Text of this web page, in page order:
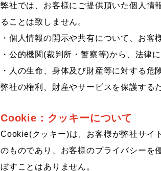
弊社では、お客様にご提供頂いた個人情
ることは致しません。
・個人情報の開示や共有について、お客
・公的機関(裁判所・警察等)から、法律
・人の生命、身体及び財産等に対する危
弊社の権利、財産やサービスを保護する
Cookie：クッキーについて
Cookie(クッキー)は、お客様が弊社サイ
のものであり、お客様のプライバシーを
ぼすことはありません。